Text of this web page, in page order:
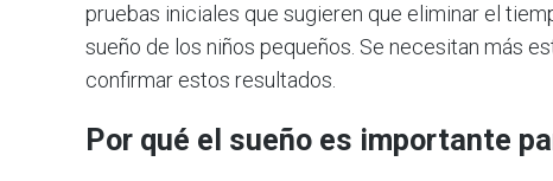
pruebas iniciales que sugieren que eliminar el
sueño de los niños pequeños. Se necesitan más
confirmar estos resultados.
Por qué el sueño es importante